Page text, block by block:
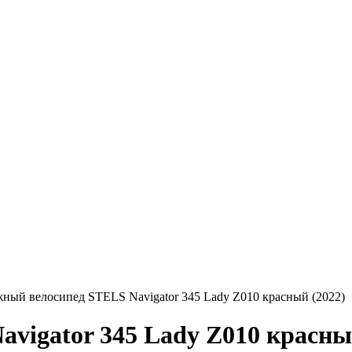
велосипед STELS Navigator 345 Lady Z010 красный (2022)
345 Lady Z010